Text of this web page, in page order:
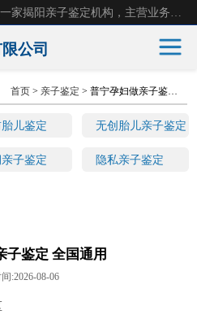
公司
儿鉴定 无创胎儿亲子鉴定
子鉴定 隐私亲子鉴定
首页 > 亲子鉴定 > 普宁孕妇做亲子鉴定 全国通用
子鉴定 全国通用
:2026-08-06
产前胎儿鉴定
司法亲子鉴定